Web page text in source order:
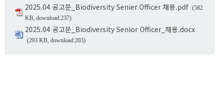
2025.04 공고문_Biodiversity Senier Officer 채용.pdf (582
KB, download:237)
2025.04 공고문_Biodiversity Senior Officer_채용.docx
(293 KB, download:203)